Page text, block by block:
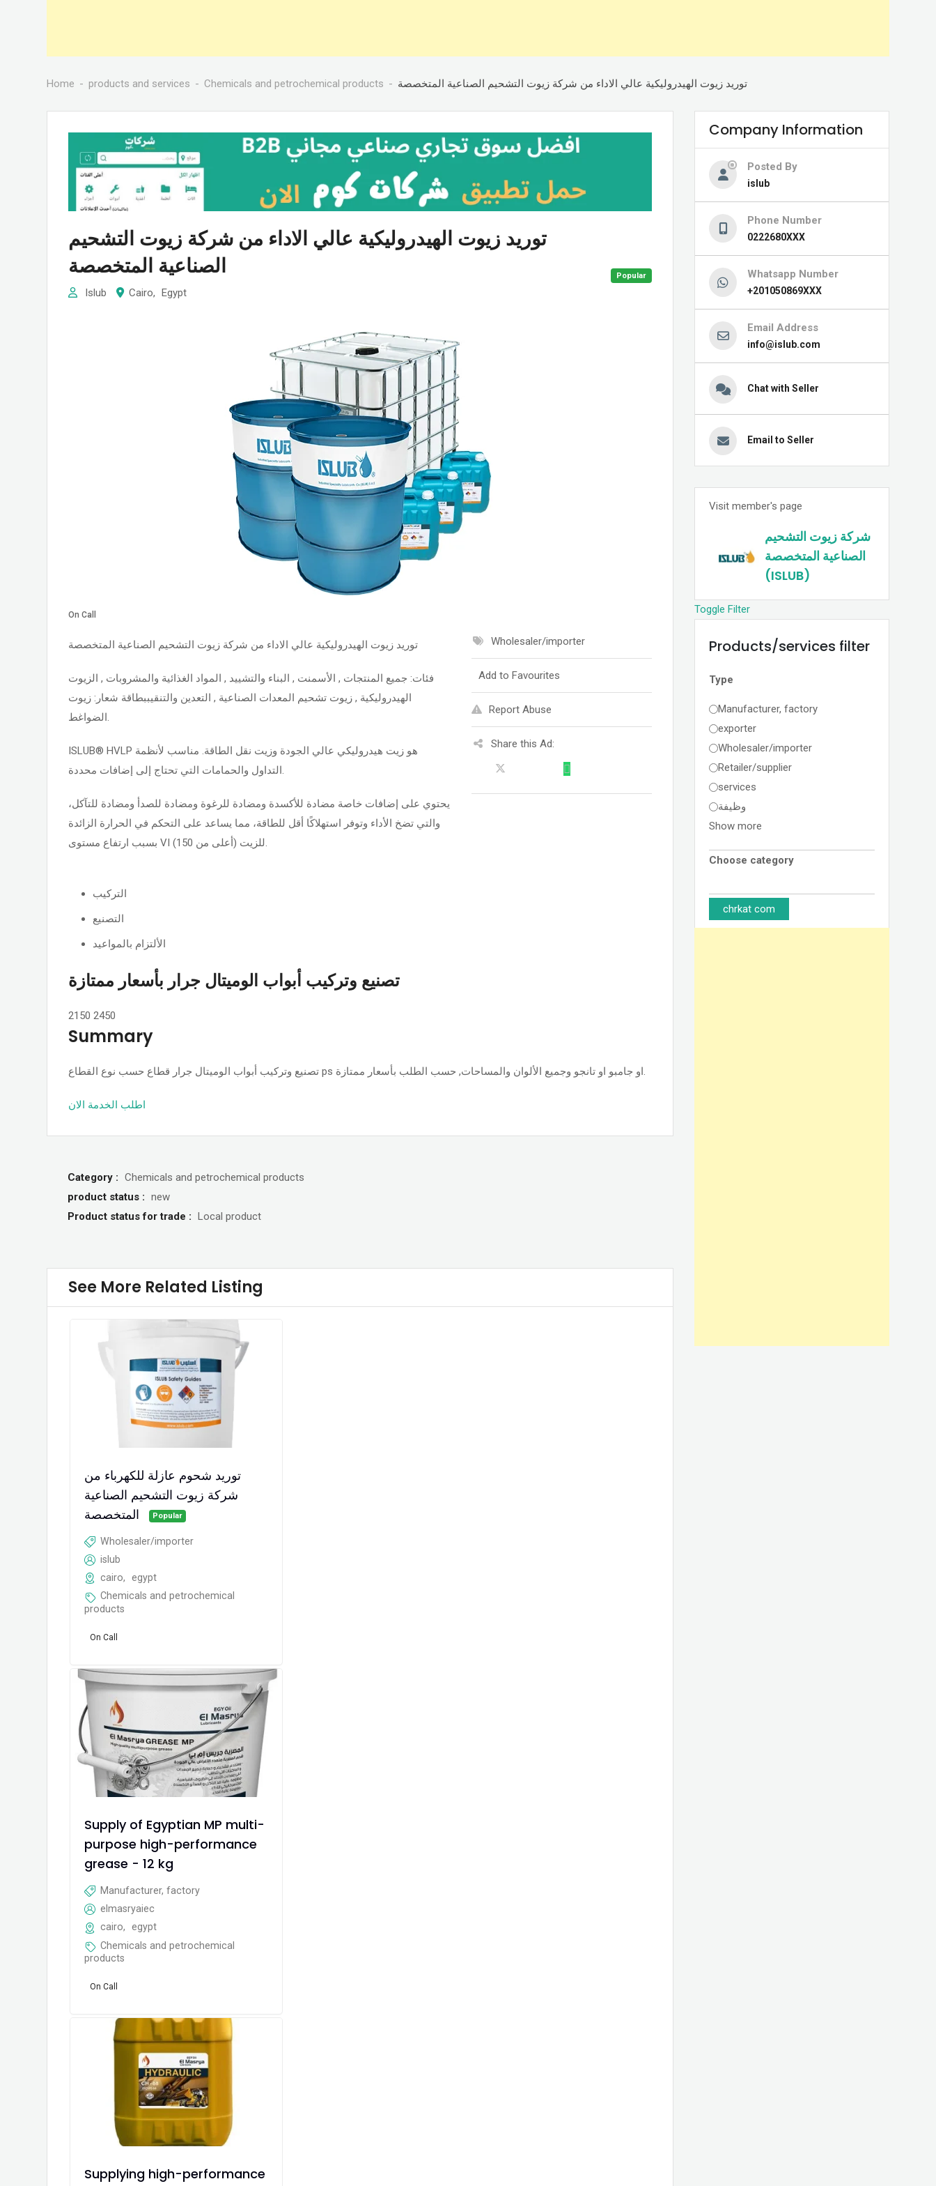
Home products and services Chemicals and petrochemical products توريد زيوت الهيدروليكية عالي الاداء من شركة زيوت التشحيم الصناعية المتخصصة
توريد زيوت الهيدروليكية عالي الاداء من شركة زيوت التشحيم
الصناعية المتخصصة
Islub Cairo, Egypt
Popular
On Call
توريد زيوت الهيدروليكية عالي الاداء من شركة زيوت التشحيم الصناعية المتخصصة
فئات: جميع المنتجات , الأسمنت , البناء والتشييد , المواد الغذائية والمشروبات , الزيوت
الهيدروليكية , زيوت تشحيم المعدات الصناعية , التعدين والتنقيببطاقة شعار: زيوت
الضواغط.
ISLUB® HVLP هو زيت هيدروليكي عالي الجودة وزيت نقل الطاقة. مناسب لأنظمة
التداول والحمامات التي تحتاج إلى إضافات محددة.
يحتوي على إضافات خاصة مضادة للأكسدة ومضادة للرغوة ومضادة للصدأ ومضادة للتآكل،
والتي تضخ الأداء وتوفر استهلاكًا أقل للطاقة، مما يساعد على التحكم في الحرارة الزائدة
بسبب ارتفاع مستوى VI للزيت (أعلى من 150).
Wholesaler/importer
Add to Favourites
Report Abuse
Share this Ad:
التركيب
التصنيع
الألتزام بالمواعيد
تصنيع وتركيب أبواب الوميتال جرار بأسعار ممتازة
2150 2450
Summary
تصنيع وتركيب أبواب الوميتال جرار قطاع حسب نوع القطاع ps او جامبو او تانجو وجميع الألوان والمساحات, حسب الطلب بأسعار ممتازة.
اطلب الخدمة الان
Category : Chemicals and petrochemical products
product status : new
Product status for trade : Local product
See More Related Listing
توريد شحوم عازلة للكهرباء من
شركة زيوت التشحيم الصناعية
المتخصصة
Popular
Wholesaler/importer
islub
cairo,
egypt
Chemicals and petrochemical
products
On Call
Supply of Egyptian MP multi-
purpose high-performance
grease - 12 kg
Manufacturer, factory
elmasryaiec
cairo,
egypt
Chemicals and petrochemical
products
On Call
Supplying high-performance
Company Information
Posted By
islub
Phone Number
0222680XXX
Whatsapp Number
+201050869XXX
Email Address
info@islub.com
Chat with Seller
Email to Seller
Visit member's page
شركة زيوت التشحيم
الصناعية المتخصصة
(ISLUB)
Toggle Filter
Products/services filter
Type
Manufacturer, factory
exporter
Wholesaler/importer
Retailer/supplier
services
وظيفة
Show more
Choose category
chrkat com